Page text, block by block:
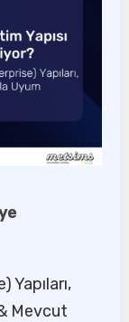
Yapıları,
Mevcut